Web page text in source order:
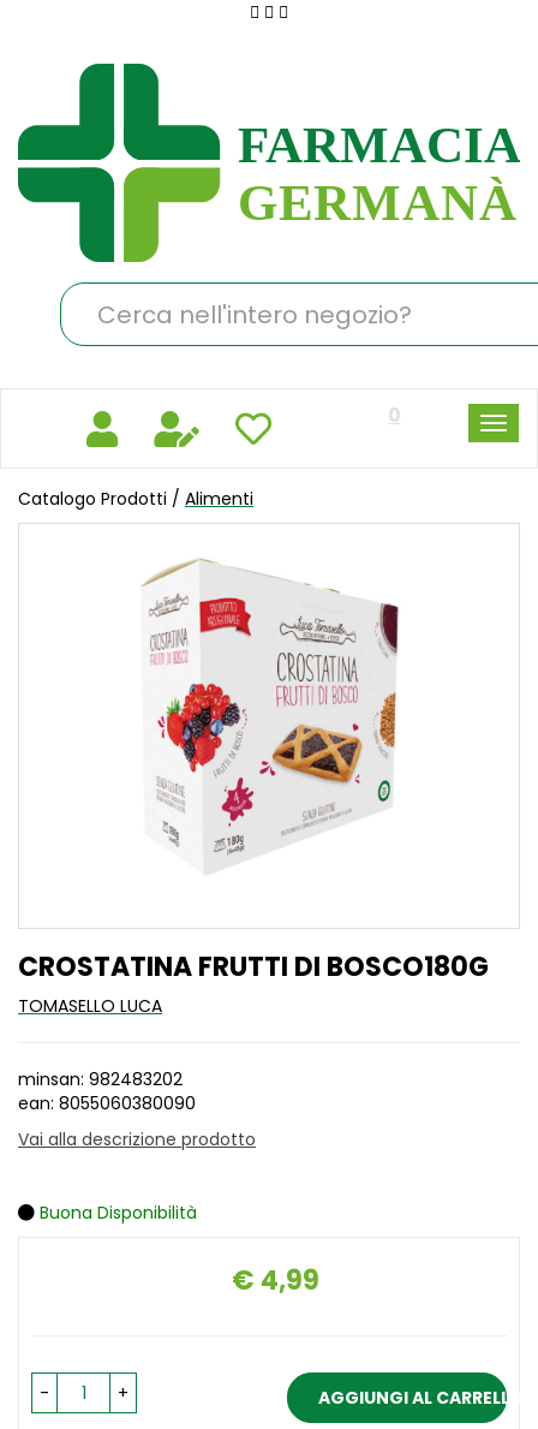
principale
Germanà
Cerca
Prodotto
0
Catalogo Prodotti / Alimenti
CROSTATINA FRUTTI DI BOSCO180G
TOMASELLO LUCA
minsan: 982483202
ean: 8055060380090
Vai alla descrizione prodotto
Buona Disponibilità
Prezzo
€ 4,99
- + AGGIUNGI AL CARRELLO